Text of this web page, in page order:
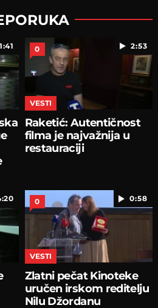
1:41 2:53
0
VESTI
Raketić: Autentičnost
filma je najvažnija u
restauraciji
0:58
0
VESTI
Zlatni pečat Kinoteke
uručen irskom reditelju
Nilu Džordanu